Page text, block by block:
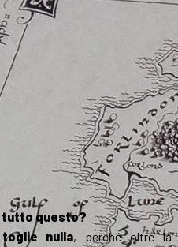
tutto questo?
nulla, perché oltre la